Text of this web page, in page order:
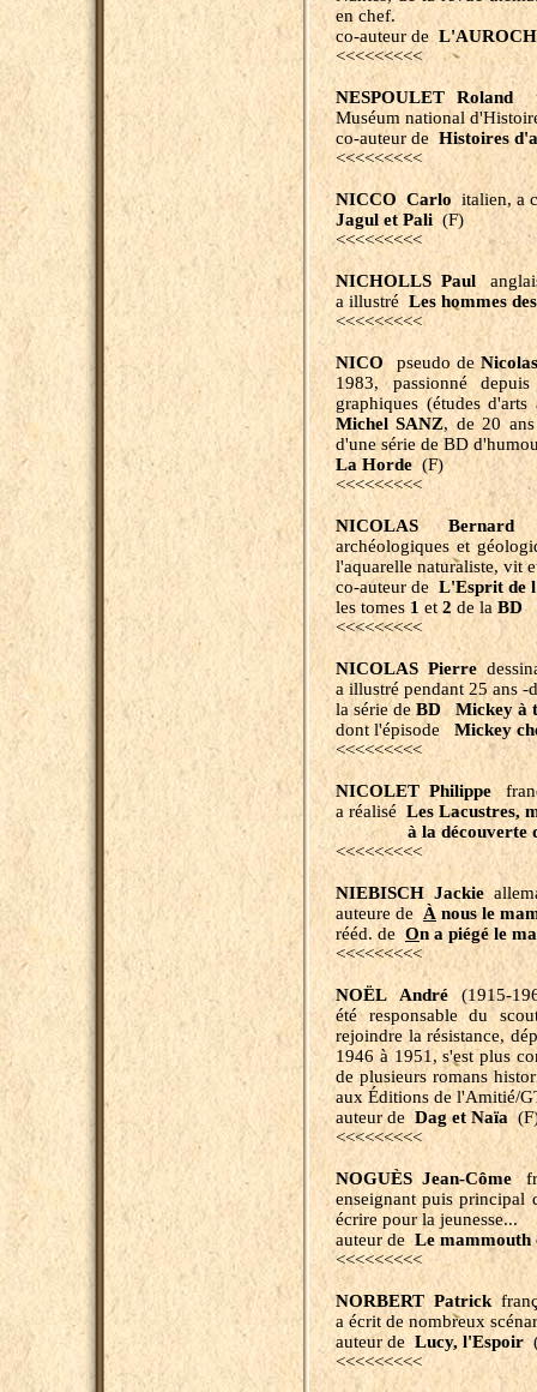
en chef.
co-auteur de
<<<<<<<<<
NESPOULET Roland
Muséum national
co-auteur de Histoires
<<<<<<<<<
NICCO Carlo italien, a
Jagul et Pali (F)
<<<<<<<<<
NICHOLLS Paul
a illustré Les hommes
<<<<<<<<<
NICO pseudo de
1983, passionné
graphiques (études
Michel SANZ, de 20
d'une série de BD
La Horde(F)
<<<<<<<<<
NICOLAS Bernard
archéologiques et
l'aquarelle naturaliste, vit
co-auteur de L'Esprit
les tomes 1 et 2 de la BD
<<<<<<<<<
NICOLAS Pierre
a illustré pendant 25 ans
la série deBD Mickey à
dont l'épisode
Mickey
<<<<<<<<<
NICOLET Philippe
a réalisé Les Lacustres,
à la découverte des
<<<<<<<<<
NIEBISCH Jackie
auteure de À nous le
rééd. de On a piégé le
<<<<<<<<<
NOËL André(1915-
été responsable du
rejoindre la résistance,
1946 à 1951, s'est plus
de plusieurs romans
aux Éditions de l'Amitié/
auteur deDag et Naïa
<<<<<<<<<
NOGUÈS Jean-Côme
enseignant puis principal
écrire pour la jeunesse...
auteur deLe mammouth
<<<<<<<<<
NORBERT Patrick
a écrit de nombreux
auteur de Lucy, l'Espoir
<<<<<<<<<